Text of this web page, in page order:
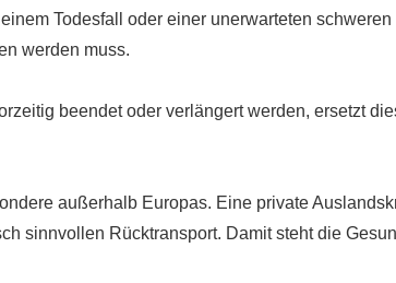
Todesfall oder einer unerwarteten
werden muss.
beendet oder verlängert werden, ersetzt
außerhalb Europas. Eine private
sinnvollen Rücktransport. Damit steht die